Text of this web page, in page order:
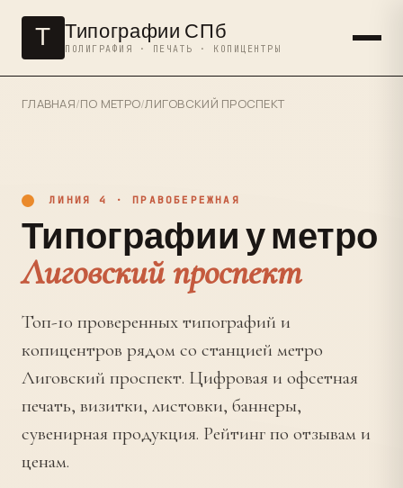
Т Типографии СПб
ПОЛИГРАФИЯ · ПЕЧАТЬ · КОПИЦЕНТРЫ
ГЛАВНАЯ/ПО МЕТРО/ЛИГОВСКИЙ ПРОСПЕКТ
ЛИНИЯ 4 · ПРАВОБЕРЕЖНАЯ
Типографии у метро
Лиговский проспект
Топ-10 проверенных типографий и
копицентров рядом со станцией метро
Лиговский проспект. Цифровая и офсетная
печать, визитки, листовки, баннеры,
сувенирная продукция. Рейтинг по отзывам и
ценам.